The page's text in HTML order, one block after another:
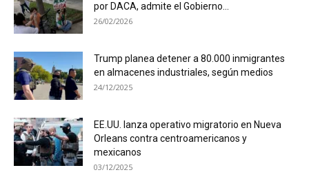
por DACA, admite el Gobierno...
26/02/2026
Trump planea detener a 80.000 inmigrantes
en almacenes industriales, según medios
24/12/2025
EE.UU. lanza operativo migratorio en Nueva
Orleans contra centroamericanos y
mexicanos
03/12/2025